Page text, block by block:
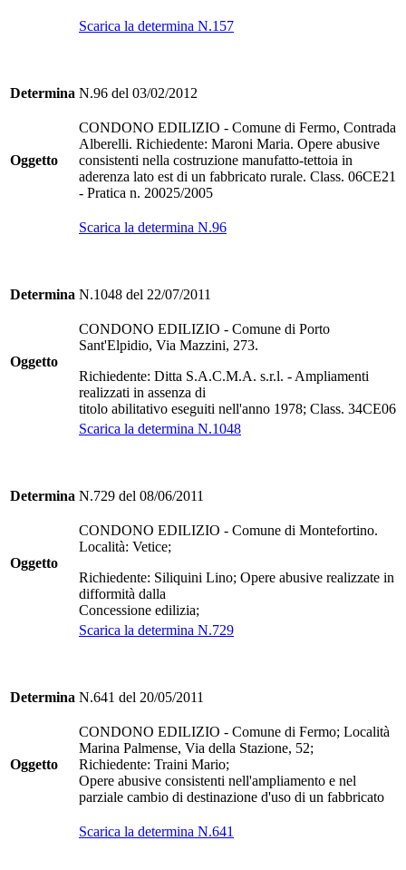
Scarica la determina N.157
Determina N.96 del 03/02/2012
Oggetto
CONDONO EDILIZIO - Comune di Fermo, Contrada
Alberelli. Richiedente: Maroni Maria. Opere abusive
consistenti nella costruzione manufatto-tettoia in
aderenza lato est di un fabbricato rurale. Class. 06CE21
- Pratica n. 20025/2005
Scarica la determina N.96
Determina N.1048 del 22/07/2011
Oggetto
CONDONO EDILIZIO - Comune di Porto
Sant'Elpidio, Via Mazzini, 273.
Richiedente: Ditta S.A.C.M.A. s.r.l. - Ampliamenti
realizzati in assenza di
titolo abilitativo eseguiti nell'anno 1978; Class. 34CE06
Scarica la determina N.1048
Determina N.729 del 08/06/2011
Oggetto
CONDONO EDILIZIO - Comune di Montefortino.
Località: Vetice;
Richiedente: Siliquini Lino; Opere abusive realizzate in
difformità dalla
Concessione edilizia;
Scarica la determina N.729
Determina N.641 del 20/05/2011
Oggetto
CONDONO EDILIZIO - Comune di Fermo; Località
Marina Palmense, Via della Stazione, 52;
Richiedente: Traini Mario;
Opere abusive consistenti nell'ampliamento e nel
parziale cambio di destinazione d'uso di un fabbricato
Scarica la determina N.641